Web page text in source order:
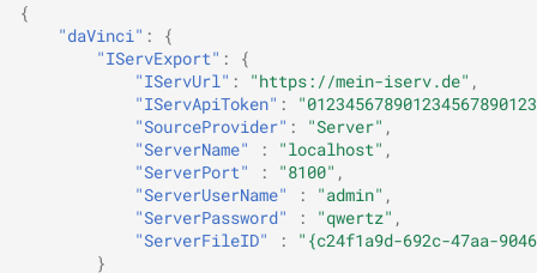
{
"daVinci" :
{
"IServExport" :
{
"IServUrl" : "https://mein-iserv.de" ,
"IServApiToken" :
"SourceProvider" : "Server" ,
"ServerName"
: "localhost" ,
"ServerPort"
: "8100" ,
"ServerUserName"
: "admin" ,
"ServerPassword"
: "qwertz" ,
"ServerFileID"
:
"{c24f1a9d-692c-47aa-
}